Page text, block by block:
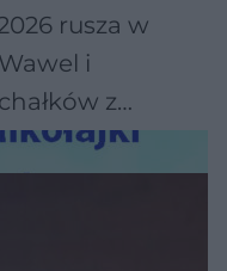
rusza w
i
z